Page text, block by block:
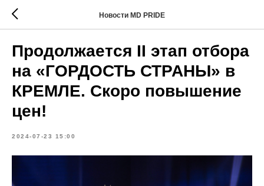
Новости MD PRIDE
Продолжается II этап отбора
на «ГОРДОСТЬ СТРАНЫ» в
КРЕМЛЕ. Скоро повышение
цен!
2024-07-23 15:00